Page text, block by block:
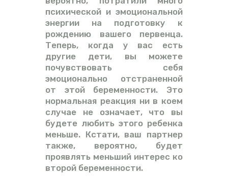
психической и эмоциональной
энергии на подготовку к
рождению вашего первенца.
Теперь, когда у вас есть
другие дети, вы можете
почувствовать себя
эмоционально отстраненной
от этой беременности. Это
нормальная реакция ни в коем
случае не означает, что вы
будете любить этого ребенка
меньше. Кстати, ваш партнер
также, вероятно, будет
проявлять меньший интерес ко
второй беременности.